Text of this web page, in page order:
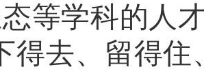
等学科的人
得去、留得住